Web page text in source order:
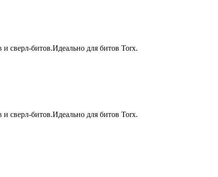
сверл-битов.Идеально для битов Torx.
сверл-битов.Идеально для битов Torx.